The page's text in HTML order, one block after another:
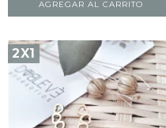
AGREGAR AL CARRITO
2X1